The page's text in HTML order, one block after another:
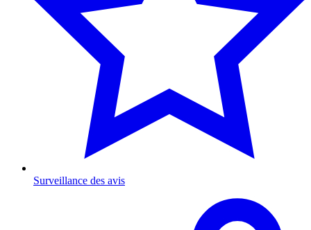
Surveillance des avis